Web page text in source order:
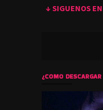
↓ SIGUENOS
¿COMO